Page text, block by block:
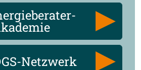
Netzwerk